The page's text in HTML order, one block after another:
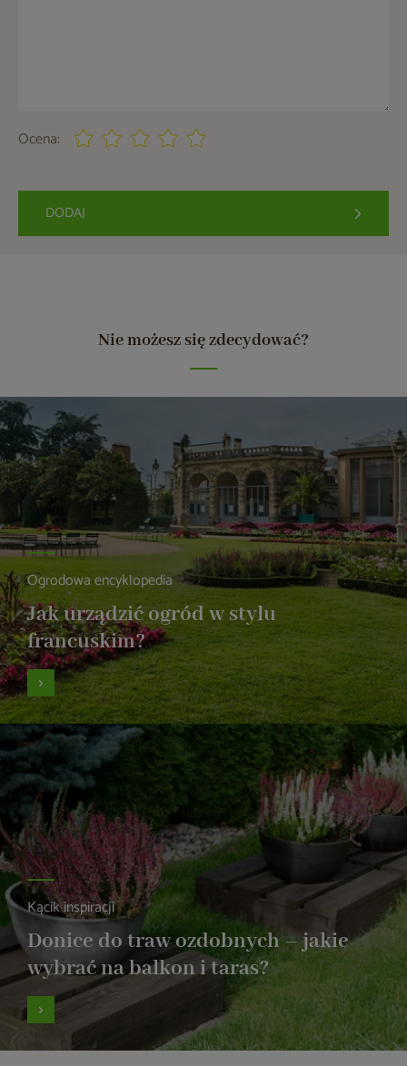
Ocena:
DODAJ
Nie możesz się zdecydować?
Ogrodowa encyklopedia
Jak urządzić ogród w stylu
francuskim?
Kącik inspiracji
Donice do traw ozdobnych – jakie
wybrać na balkon i taras?